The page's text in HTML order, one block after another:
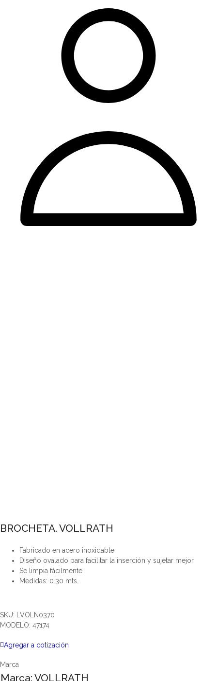
BROCHETA. VOLLRATH
Fabricado en acero inoxidable
Diseño ovalado para facilitar la inserción y sujetar mejor
Se limpia fácilmente
Medidas: 0.30 mts.
SKU: LVOLN0370
MODELO: 47174
Agregar a cotización
Marca
Marca: VOLLRATH